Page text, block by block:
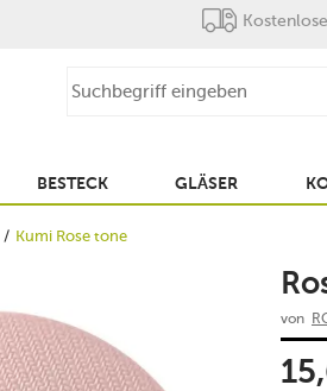
BESTECK GLÄSER
Kumi Rose tone
von